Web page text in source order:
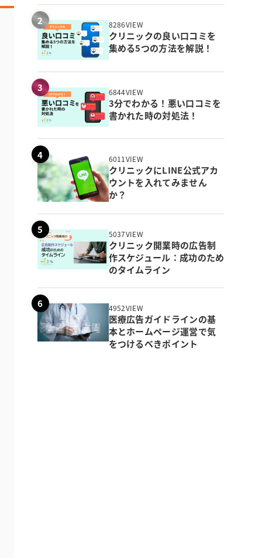
8286VIEW
クリニックの良い口コミを
集める5つの方法を解説！
6844VIEW
3分でわかる！悪い口コミを
書かれた時の対処法！
6011VIEW
クリニックにLINE公式アカ
ウントを入れてみません
か？
5037VIEW
クリニック開業時の広告制
作スケジュール：成功のため
のタイムライン
4952VIEW
医療広告ガイドラインの基
本とホームページ運営で気
をつけるべきポイント